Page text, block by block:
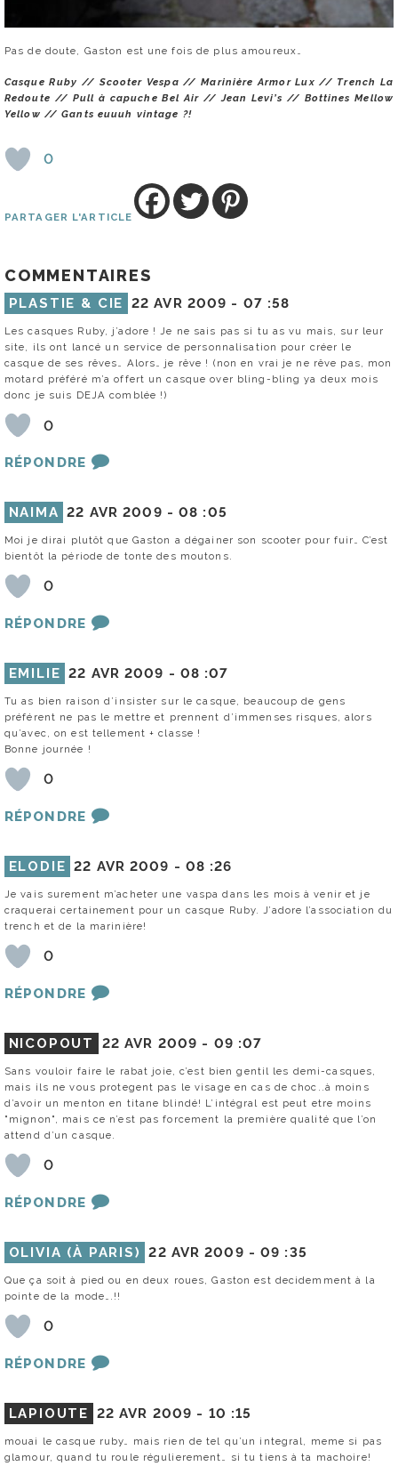
Pas de doute, Gaston est une fois de plus amoureux…
Casque Ruby // Scooter Vespa // Marinière Armor Lux // Trench La
Redoute // Pull à capuche Bel Air // Jean Levi’s // Bottines Mellow
Yellow // Gants euuuh vintage ?!
0
PARTAGER L'ARTICLE
COMMENTAIRES
PLASTIE & CIE 22 AVR 2009 - 07 :58
Les casques Ruby, j’adore ! Je ne sais pas si tu as vu mais, sur leur
site, ils ont lancé un service de personnalisation pour créer le
casque de ses rêves… Alors… je rêve ! (non en vrai je ne rêve pas, mon
motard préféré m’a offert un casque over bling-bling ya deux mois
donc je suis DEJA comblée !)
0
RÉPONDRE
NAIMA 22 AVR 2009 -08 :05
Moi je dirai plutôt que Gaston a dégainer son scooter pour fuir… C’est
bientôt la période de tonte des moutons.
0
RÉPONDRE
EMILIE 22 AVR 2009 - 08 :07
Tu as bien raison d’insister sur le casque, beaucoup de gens
préférent ne pas le mettre et prennent d’immenses risques, alors
qu’avec, on est tellement + classe !
Bonne journée !
0
RÉPONDRE
ELODIE 22 AVR 2009 - 08 :26
Je vais surement m’acheter une vaspa dans les mois à venir et je
craquerai certainement pour un casque Ruby. J’adore l’association du
trench et de la marinière!
0
RÉPONDRE
NICOPOUT 22 AVR 2009 - 09 :07
Sans vouloir faire le rabat joie, c’est bien gentil les demi-casques,
mais ils ne vous protegent pas le visage en cas de choc..à moins
d’avoir un menton en titane blindé! L’intégral est peut etre moins
"mignon", mais ce n’est pas forcement la première qualité que l’on
attend d’un casque.
0
RÉPONDRE
OLIVIA (À PARIS) 22 AVR 2009 -09 :35
Que ça soit à pied ou en deux roues, Gaston est decidemment à la
pointe de la mode….!!
0
RÉPONDRE
LAPIOUTE 22 AVR 2009 - 10 :15
mouai le casque ruby… mais rien de tel qu’un integral, meme si pas
glamour, quand tu roule régulierement… si tu tiens à ta machoire!